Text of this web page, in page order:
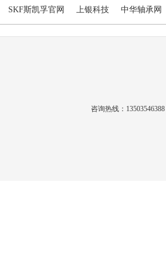
SKF斯凯孚官网 上银科技 中华轴承网
咨询热线：